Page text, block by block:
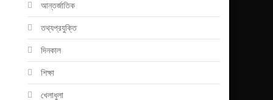
আন্তর্জাতিক
তথ্যপ্রযুক্তি
দিনকাল
শিক্ষা
খেলাধুলা